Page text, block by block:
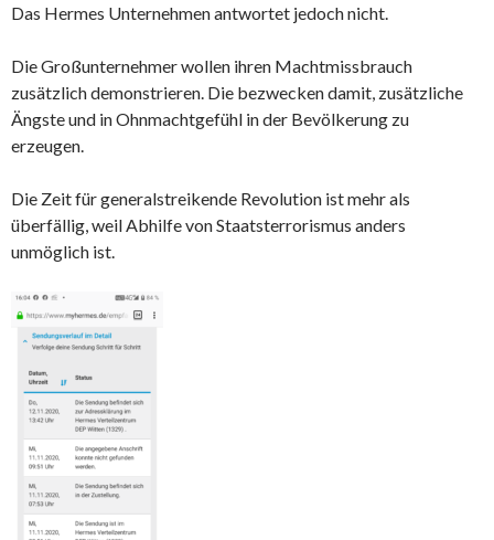
Das Hermes Unternehmen antwortet jedoch nicht.
Die Großunternehmer wollen ihren Machtmissbrauch
zusätzlich demonstrieren. Die bezwecken damit, zusätzliche
Ängste und in Ohnmachtgefühl in der Bevölkerung zu
erzeugen.
Die Zeit für generalstreikende Revolution ist mehr als
überfällig, weil Abhilfe von Staatsterrorismus anders
unmöglich ist.